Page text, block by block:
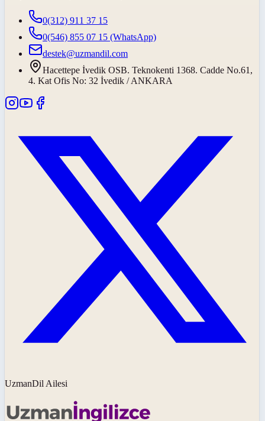
0(312) 911 37 15
0(546) 855 07 15 (WhatsApp)
destek@uzmandil.com
Hacettepe İvedik OSB. Teknokenti 1368. Cadde No.61,
4. Kat Ofis No: 32 İvedik / ANKARA
UzmanDil Ailesi